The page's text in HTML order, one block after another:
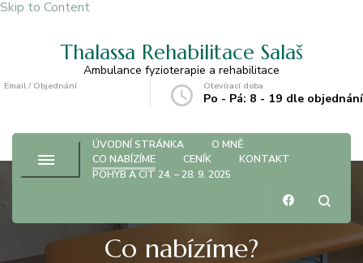
Skip to Content
Thalassa Rehabilitace Salaš
Ambulance fyzioterapie a rehabilitace
Email / Objednání Otevírací doba
Po - Pá: 8 - 19 dle objednání
ÚVODNÍ STRÁNKA
O MNĚ
CO NABÍZÍME
CENÍK
KONTAKT
POHYB A CIT 24. – 28. 9. 2025
Co nabízíme?